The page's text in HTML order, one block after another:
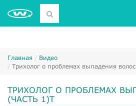
Главная
Видео
Трихолог о проблемах выпадения
ТРИХОЛОГ О ПРОБЛЕМАХ
(ЧАСТЬ 1)Т